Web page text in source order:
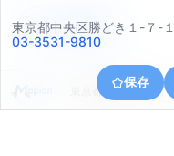
東京都中央区勝どき１-７-
03-3531-9810
保存
東京都港区海岸３丁目
アプリで見る